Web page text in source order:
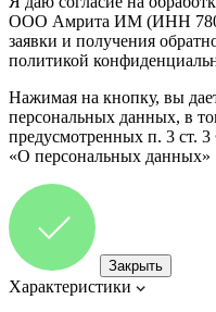
ООО Амрита ИМ (ИНН
заявки и получения
политикой
Нажимая на кнопку, вы
персональных данных, в
предусмотренных п. 3 ст.
«О персональных данных»
Закрыть
Характеристики